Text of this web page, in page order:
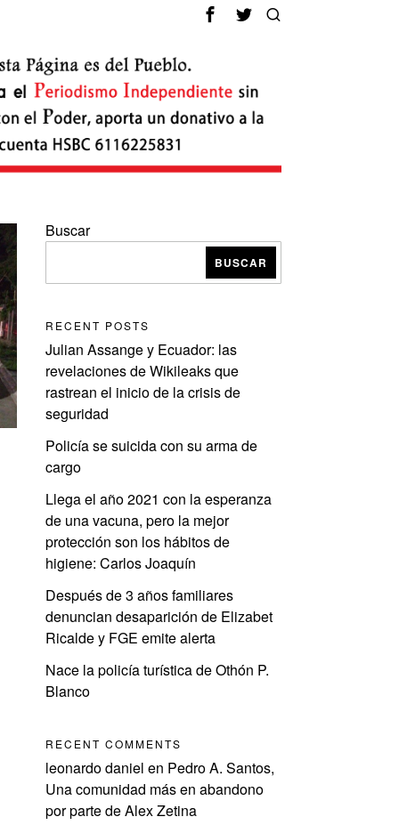
Buscar
BUSCAR
RECENT POSTS
Julian Assange y Ecuador: las
revelaciones de Wikileaks que
rastrean el inicio de la crisis de
seguridad
Policía se suicida con su arma de
cargo
Llega el año 2021 con la esperanza
de una vacuna, pero la mejor
protección son los hábitos de
higiene: Carlos Joaquín
Después de 3 años familiares
denuncian desaparición de Elizabet
Ricalde y FGE emite alerta
Nace la policía turística de Othón P.
Blanco
RECENT COMMENTS
leonardo daniel en Pedro A. Santos,
Una comunidad más en abandono
por parte de Alex Zetina